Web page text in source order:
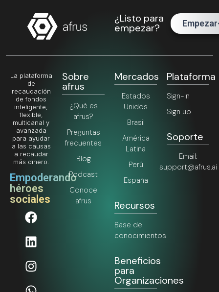
¿Listo para
empezar? Empezar
La plataforma
de
recaudación
de fondos
inteligente,
flexible,
multicanal y
avanzada
para ayudar
a las causas
a recaudar
más dinero.
Empoderando
héroes
sociales
Sobre
afrus
¿Qué es
afrus?
Preguntas
frecuentes
Blog
Podcast
Conoce
afrus
Mercados
Estados
Unidos
Brasil
América
Latina
Perú
España
Recursos
Base de
conocimientos
Beneficios
para
Organizaciones
Plataforma
Sign-in
Sign up
Soporte
Email:
support@afrus.ai